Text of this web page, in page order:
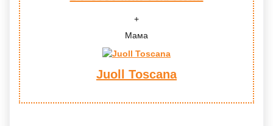
Мама
Juoll Toscana